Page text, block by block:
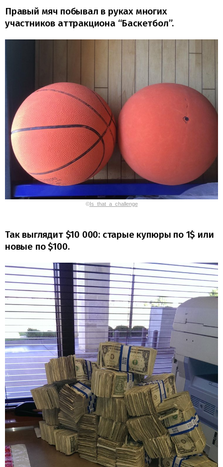
Правый мяч побывал в руках многих
участников аттракциона “Баскетбол”.
©Is_that_a_challenge
Так выглядит $10 000: старые купюры по 1$ или
новые по $100.